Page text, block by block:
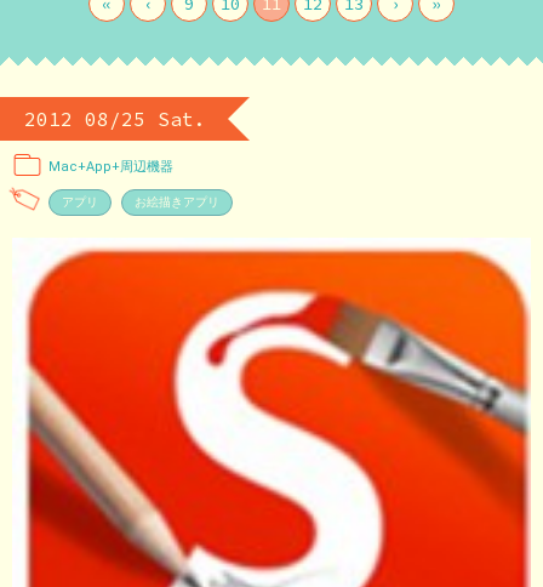
2012 08/25 Sat.
Mac+App+周辺機器
アプリ お絵描きアプリ